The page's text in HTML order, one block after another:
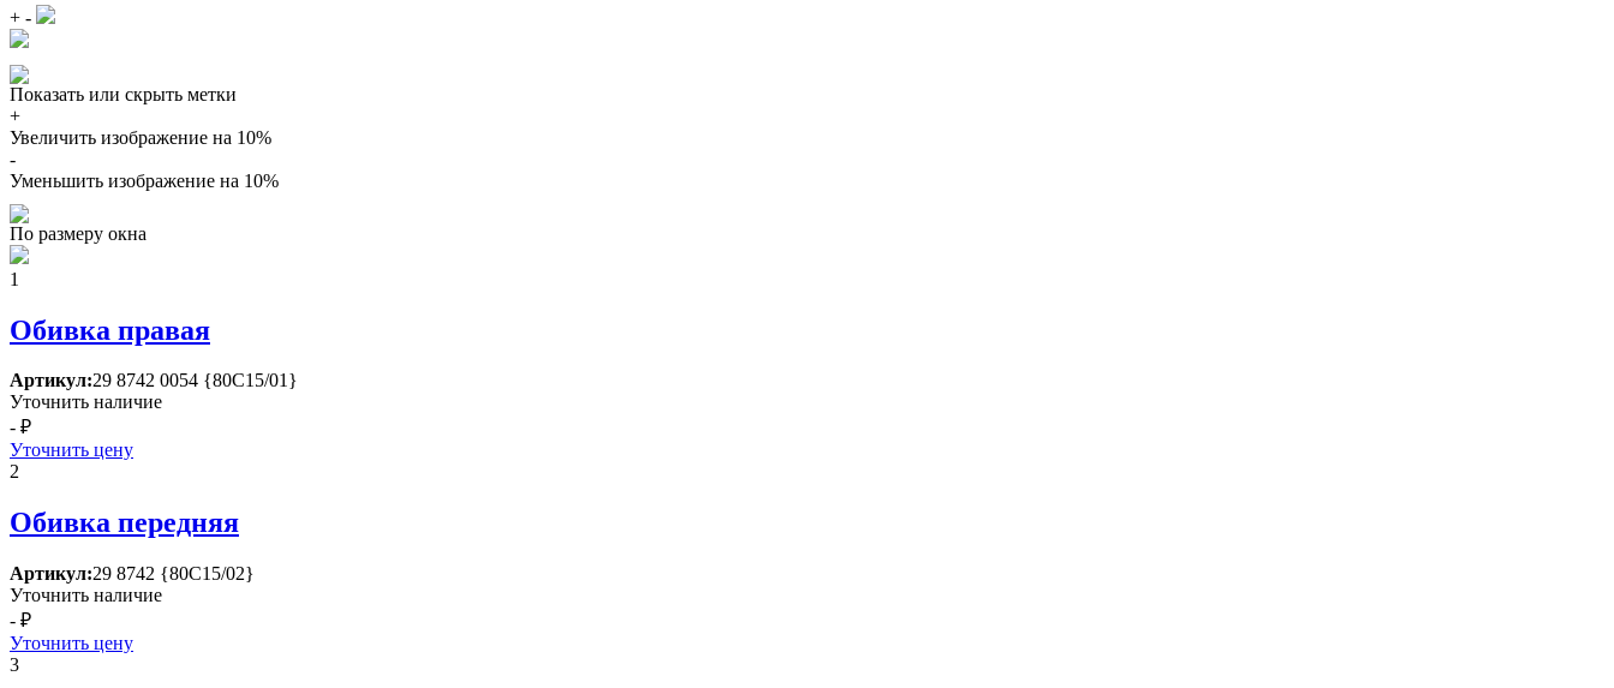
+ -
Показать или скрыть метки
+
Увеличить изображение на 10%
-
Уменьшить изображение на 10%
По размеру окна
1
Обивка правая
Артикул:29 8742 0054 {80С15/01}
Уточнить наличие
- ₽
Уточнить цену
2
Обивка передняя
Артикул:29 8742 {80С15/02}
Уточнить наличие
- ₽
Уточнить цену
3